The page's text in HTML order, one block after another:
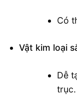
Có
Vật kim loại
Dễ
trục.